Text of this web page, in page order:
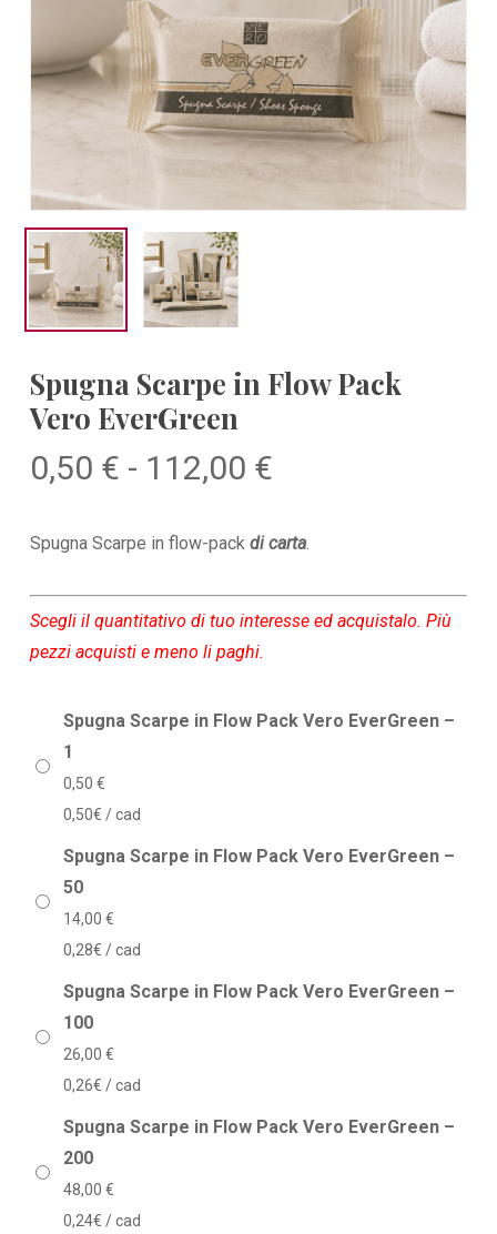
Spugna Scarpe in Flow Pack
Vero EverGreen
0,50 € - 112,00 €Fascia
prezzo:
0,50 €
a
Spugna Scarpe in flow-pack di carta.
Scegli il quantitativo di tuo interesse ed acquistalo. Più
pezzi acquisti e meno li paghi.
Spugna Scarpe in Flow Pack Vero EverGreen –
1
0,50 €
0,50€ / cad
Spugna Scarpe in Flow Pack Vero EverGreen –
50
14,00 €
0,28€ / cad
Spugna Scarpe in Flow Pack Vero EverGreen –
100
26,00 €
0,26€ / cad
Spugna Scarpe in Flow Pack Vero EverGreen –
200
48,00 €
0,24€ / cad